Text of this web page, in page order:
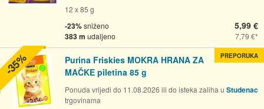
12 x 85 g
-23%sniženo
383 m udaljeno
5,99 €
7,79 €
Purina Friskies MOKRA HRANA ZA
MAČKE piletina 85 g
Ponuda vrijedi do 11.08.2026 ili do isteka zaliha u Studenac
trgovinama
PREPORUKA
-35%